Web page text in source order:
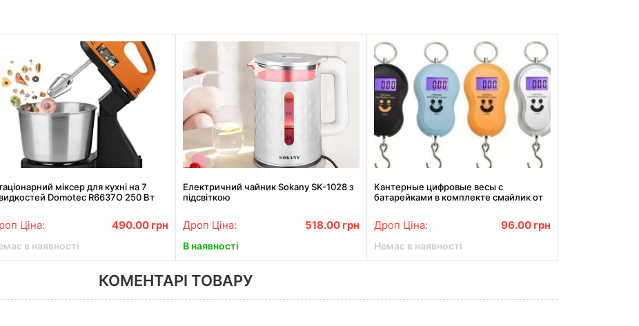
міксер для кухні на 7
Domotec R6637O 250 Вт
Ціна: 490.00 грн
в наявності
Електричний чайник Sokany SK-1028 з
підсвіткою
Дроп Ціна: 518.00 грн
В наявності
Кантерные цифровые весы с
батарейками в комплекте смайлик от
Дроп Ціна: 96.00 грн
Немає в наявності
КОМЕНТАРІ ТОВАРУ